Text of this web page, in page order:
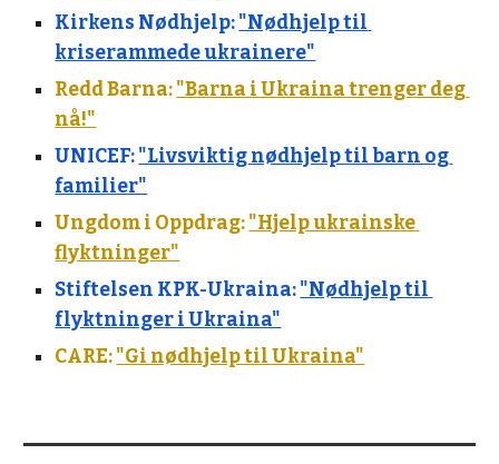
Kirkens Nødhjelp: "Nødhjelp til
kriserammede ukrainere"
Redd Barna: "Barna i Ukraina trenger deg
nå!"
UNICEF: "Livsviktig nødhjelp til barn og
familier"
Ungdom i Oppdrag: "Hjelp ukrainske
flyktninger"
Stiftelsen KPK-Ukraina: "Nødhjelp til
flyktninger i Ukraina"
CARE: "Gi nødhjelp til Ukraina"